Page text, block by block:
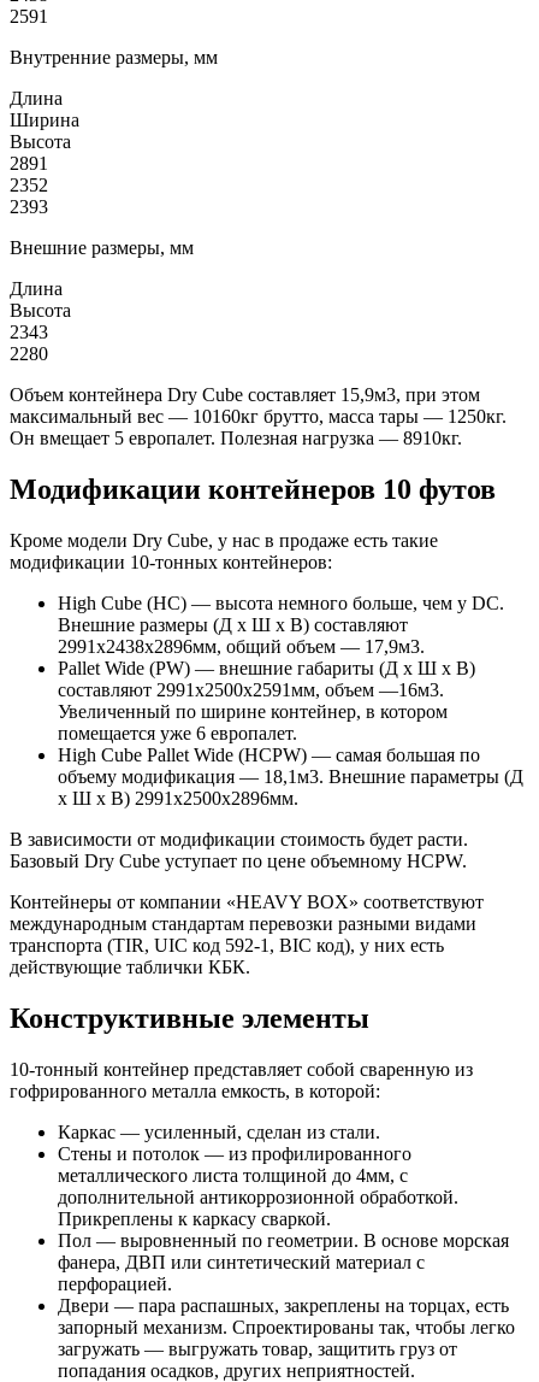
2591
Внутренние размеры, мм
Длина
Ширина
Высота
2891
2352
2393
Внешние размеры, мм
Длина
Высота
2343
2280
Объем контейнера Dry Cube составляет 15,9м3, при этом
максимальный вес — 10160кг брутто, масса тары — 1250кг.
Он вмещает 5 европалет. Полезная нагрузка — 8910кг.
Модификации контейнеров 10 футов
Кроме модели Dry Cube, у нас в продаже есть такие
модификации 10-тонных контейнеров:
High Cube (HC) — высота немного больше, чем у DC.
Внешние размеры (Д х Ш х В) составляют
2991х2438х2896мм, общий объем — 17,9м3.
Pallet Wide (PW) — внешние габариты (Д х Ш х В)
составляют 2991х2500х2591мм, объем —16м3.
Увеличенный по ширине контейнер, в котором
помещается уже 6 европалет.
High Cube Pallet Wide (HCPW) — самая большая по
объему модификация — 18,1м3. Внешние параметры (Д
х Ш х В) 2991х2500х2896мм.
В зависимости от модификации стоимость будет расти.
Базовый Dry Cube уступает по цене объемному HCPW.
Контейнеры от компании «HEAVY BOX» соответствуют
международным стандартам перевозки разными видами
транспорта (TIR, UIC код 592-1, BIC код), у них есть
действующие таблички КБК.
Конструктивные элементы
10-тонный контейнер представляет собой сваренную из
гофрированного металла емкость, в которой:
Каркас — усиленный, сделан из стали.
Стены и потолок — из профилированного
металлического листа толщиной до 4мм, с
дополнительной антикоррозионной обработкой.
Прикреплены к каркасу сваркой.
Пол — выровненный по геометрии. В основе морская
фанера, ДВП или синтетический материал с
перфорацией.
Двери — пара распашных, закреплены на торцах, есть
запорный механизм. Спроектированы так, чтобы легко
загружать — выгружать товар, защитить груз от
попадания осадков, других неприятностей.